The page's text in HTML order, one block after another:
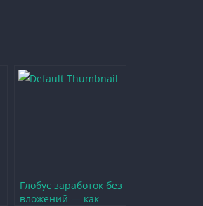
Глобус заработок без
вложений — как